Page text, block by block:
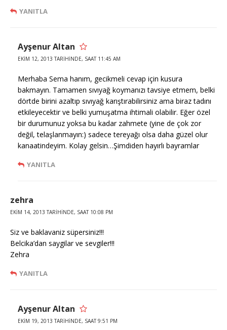
YANITLA
Ayşenur Altan
EKIM 12, 2013 TARIHINDE, SAAT 11:45 AM
Merhaba Sema hanım, gecikmeli cevap için kusura
bakmayın. Tamamen sıvıyağ koymanızı tavsiye etmem, belki
dörtde birini azaltıp sıvıyağ karıştırabilirsiniz ama biraz tadını
etkileyecektir ve belki yumuşatma ihtimali olabilir. Eğer özel
bir durumunuz yoksa bu kadar zahmete (yine de çok zor
değil, telaşlanmayın:) sadece tereyağı olsa daha güzel olur
kanaatindeyim. Kolay gelsin…Şimdiden hayırlı bayramlar
YANITLA
zehra
EKIM 14, 2013 TARIHINDE, SAAT 10:08 PM
Siz ve baklavaniz süpersiniz!!!
Belcika’dan saygilar ve sevgiler!!!
Zehra
YANITLA
Ayşenur Altan
EKIM 19, 2013 TARIHINDE, SAAT 9:51 PM